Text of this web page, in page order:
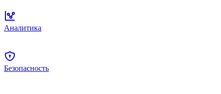
Аналитика
Безопасность